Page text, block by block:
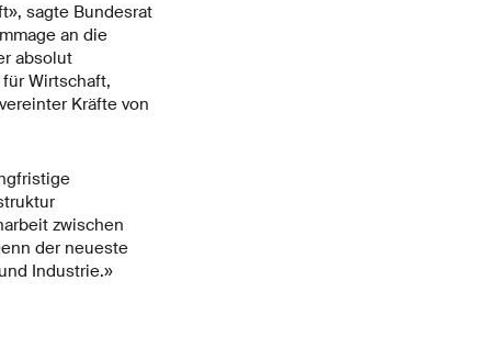
sagte Bundesrat
an die
absolut
Wirtschaft,
Kräfte von
zwischen
der neueste
Industrie.»